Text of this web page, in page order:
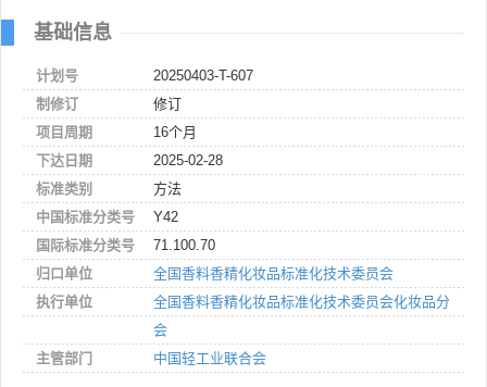
基础信息
计划号
20250403-T-607
制修订
修订
项目周期
16个月
下达日期
2025-02-28
标准类别
方法
中国标准分类号
Y42
国际标准分类号
71.100.70
归口单位
全国香料香精化妆品标准化技术委员会
执行单位
全国香料香精化妆品标准化技术委员会化妆品分
会
主管部门
中国轻工业联合会